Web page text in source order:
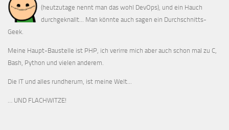
(heutzutage nennt man das wohl DevOps), und ein Hauch
durchgeknallt... Man könnte auch sagen ein Durchschnitts-
Geek.
Meine Haupt-Baustelle ist PHP, ich verirre mich aber auch schon mal zu C,
Bash, Python und vielen anderem.
Die IT und alles rundherum, ist meine Welt...
… UND FLACHWITZE!